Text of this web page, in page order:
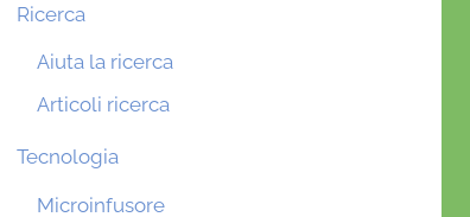
Ricerca
Aiuta la ricerca
Articoli ricerca
Tecnologia
Microinfusore